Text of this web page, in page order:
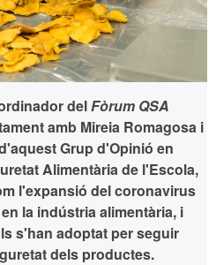
delFòrum QSA
amb Mireia Romagosa i
Grup d'Opinió en
Alimentària de l'Escola,
l'expansió del coronavirus
la indústria alimentària, i
s'han adoptat per seguir
dels productes.